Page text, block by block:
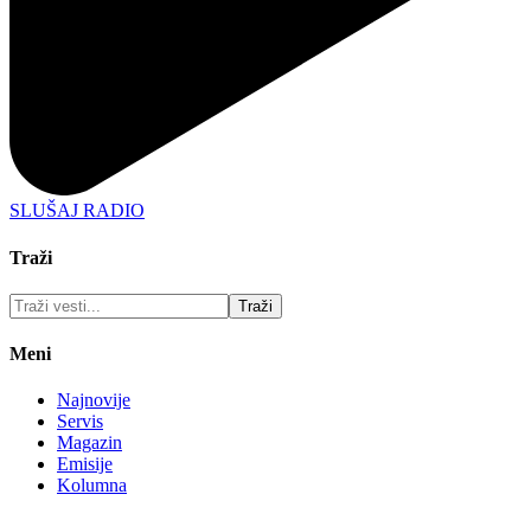
SLUŠAJ RADIO
Traži
Meni
Najnovije
Servis
Magazin
Emisije
Kolumna